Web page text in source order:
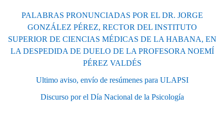
PALABRAS PRONUNCIADAS POR EL DR. JORGE
GONZÁLEZ PÉREZ, RECTOR DEL INSTITUTO
SUPERIOR DE CIENCIAS MÉDICAS DE LA HABANA, EN
LA DESPEDIDA DE DUELO DE LA PROFESORA NOEMÍ
PÉREZ VALDÉS
Ultimo aviso, envío de resúmenes para ULAPSI
Discurso por el Día Nacional de la Psicología